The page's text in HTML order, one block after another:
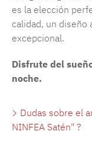
es la elección
calidad, un diseño
excepcional.
Disfrute del
noche.
Dudas sobre el
NINFEA Satén" ?